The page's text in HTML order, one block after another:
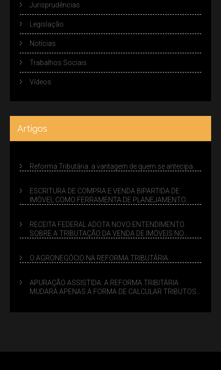
Jurisprudências
Legislação
Notícias
Trabalhos Sociais
Vídeos
Artigos
Reforma Tributária: a vantagem de quem se antecipa
ESCRITURA DE COMPRA E VENDA BIPARTIDA DE
IMÓVEL COMO FERRAMENTA DE PLANEJAMENTO
RECEITA FEDERAL ADOTA NOVO ENTENDIMENTO
SOBRE A TRIBUTAÇÃO DA VENDA DE IMÓVEIS NO
O AGRONEGÓCIO NA REFORMA TRIBUTÁRIA
APURAÇÃO ASSISTIDA: A REFORMA TRIBITÁRIA
MUDARÁ APENAS A FORMA DE CALCULAR TRIBUTOS